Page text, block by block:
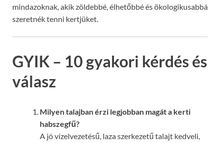
mindazoknak, akik zöldebbé, élhetőbbé és ökologikusabbá
szeretnék tenni kertjüket.
GYIK – 10 gyakori kérdés és
válasz
Milyen talajban érzi legjobban magát a kerti
habszegfű?
A jó vízelvezetésű, laza szerkezetű talajt kedveli,